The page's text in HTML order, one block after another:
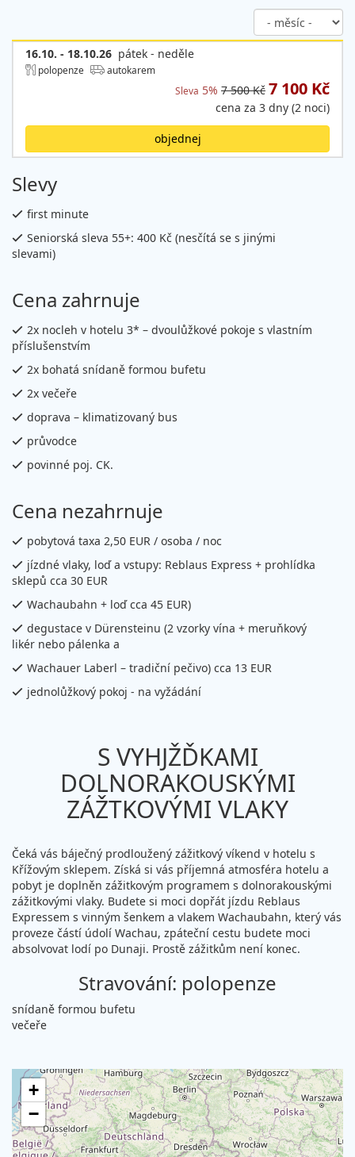
16.10. - 18.10.26 pátek - neděle
polopenze
autokarem
Sleva 5% 7 500 Kč 7 100 Kč
cena za 3 dny (2 noci)
objednej
Slevy
first minute
Seniorská sleva 55+: 400 Kč (nesčítá se s jinými
slevami)
Cena zahrnuje
2x nocleh v hotelu 3* – dvoulůžkové pokoje s vlastním
příslušenstvím
2x bohatá snídaně formou bufetu
2x večeře
doprava – klimatizovaný bus
průvodce
povinné poj. CK.
Cena nezahrnuje
pobytová taxa 2,50 EUR / osoba / noc
jízdné vlaky, loď a vstupy: Reblaus Express + prohlídka
sklepů cca 30 EUR
Wachaubahn + loď cca 45 EUR)
degustace v Dürensteinu (2 vzorky vína + meruňkový
likér nebo pálenka a
Wachauer Laberl – tradiční pečivo) cca 13 EUR
jednolůžkový pokoj - na vyžádání
S VYHJŽĎKAMI
DOLNORAKOUSKÝMI
ZÁŽTKOVÝMI VLAKY
Čeká vás báječný prodloužený zážitkový víkend v hotelu s
Křížovým sklepem. Získá si vás příjemná atmosféra hotelu a
pobyt je doplněn zážitkovým programem s dolnorakouskými
zážitkovými vlaky. Budete si moci dopřát jízdu Reblaus
Expressem s vinným šenkem a vlakem Wachaubahn, který vás
proveze částí údolí Wachau, zpáteční cestu budete moci
absolvovat lodí po Dunaji. Prostě zážitkům není konec.
Stravování: polopenze
snídaně formou bufetu
večeře
+
−